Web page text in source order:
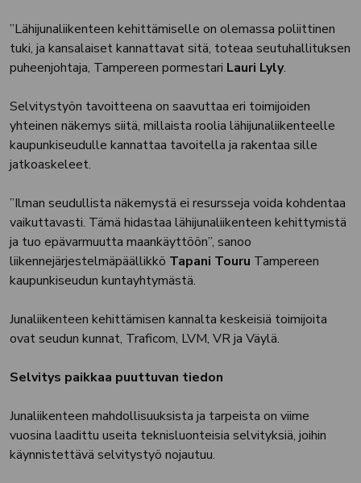
”Lähijunaliikenteen kehittämiselle on olemassa poliittinen
tuki, ja kansalaiset kannattavat sitä, toteaa seutuhallituksen
puheenjohtaja, Tampereen pormestari Lauri Lyly.
Selvitystyön tavoitteena on saavuttaa eri toimijoiden
yhteinen näkemys siitä, millaista roolia lähijunaliikenteelle
kaupunkiseudulle kannattaa tavoitella ja rakentaa sille
jatkoaskeleet.
”Ilman seudullista näkemystä ei resursseja voida kohdentaa
vaikuttavasti. Tämä hidastaa lähijunaliikenteen kehittymistä
ja tuo epävarmuutta maankäyttöön”, sanoo
liikennejärjestelmäpäällikkö Tapani Touru Tampereen
kaupunkiseudun kuntayhtymästä.
Junaliikenteen kehittämisen kannalta keskeisiä toimijoita
ovat seudun kunnat, Traficom, LVM, VR ja Väylä.
Selvitys paikkaa puuttuvan tiedon
Junaliikenteen mahdollisuuksista ja tarpeista on viime
vuosina laadittu useita teknisluonteisia selvityksiä, joihin
käynnistettävä selvitystyö nojautuu.